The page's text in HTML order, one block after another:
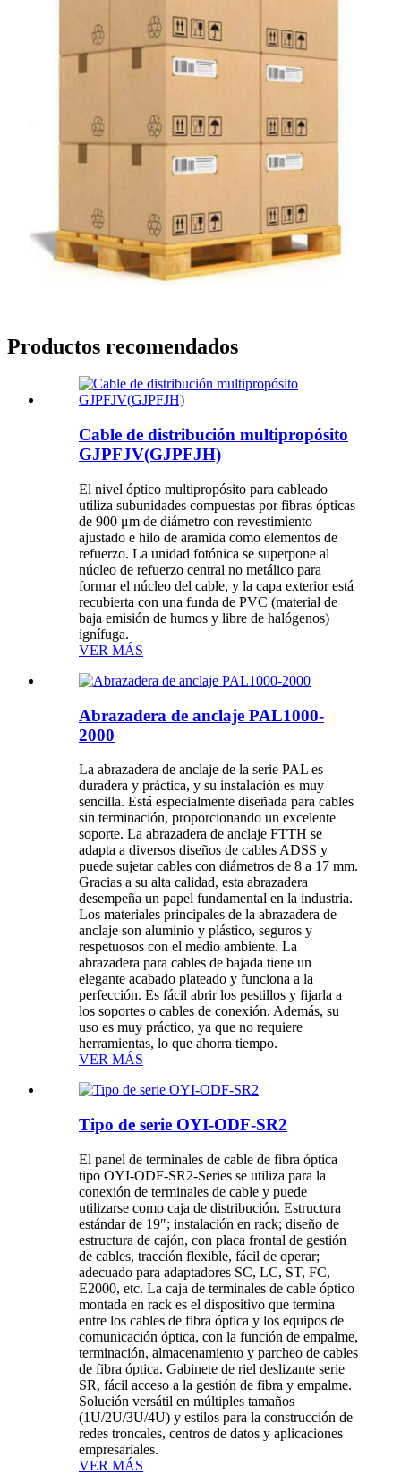
Productos recomendados
Cable de distribución multipropósito
GJPFJV(GJPFJH)
El nivel óptico multipropósito para cableado
utiliza subunidades compuestas por fibras ópticas
de 900 μm de diámetro con revestimiento
ajustado e hilo de aramida como elementos de
refuerzo. La unidad fotónica se superpone al
núcleo de refuerzo central no metálico para
formar el núcleo del cable, y la capa exterior está
recubierta con una funda de PVC (material de
baja emisión de humos y libre de halógenos)
ignífuga.
VER MÁS
Abrazadera de anclaje PAL1000-
2000
La abrazadera de anclaje de la serie PAL es
duradera y práctica, y su instalación es muy
sencilla. Está especialmente diseñada para cables
sin terminación, proporcionando un excelente
soporte. La abrazadera de anclaje FTTH se
adapta a diversos diseños de cables ADSS y
puede sujetar cables con diámetros de 8 a 17 mm.
Gracias a su alta calidad, esta abrazadera
desempeña un papel fundamental en la industria.
Los materiales principales de la abrazadera de
anclaje son aluminio y plástico, seguros y
respetuosos con el medio ambiente. La
abrazadera para cables de bajada tiene un
elegante acabado plateado y funciona a la
perfección. Es fácil abrir los pestillos y fijarla a
los soportes o cables de conexión. Además, su
uso es muy práctico, ya que no requiere
herramientas, lo que ahorra tiempo.
VER MÁS
Tipo de serie OYI-ODF-SR2
El panel de terminales de cable de fibra óptica
tipo OYI-ODF-SR2-Series se utiliza para la
conexión de terminales de cable y puede
utilizarse como caja de distribución. Estructura
estándar de 19″; instalación en rack; diseño de
estructura de cajón, con placa frontal de gestión
de cables, tracción flexible, fácil de operar;
adecuado para adaptadores SC, LC, ST, FC,
E2000, etc. La caja de terminales de cable óptico
montada en rack es el dispositivo que termina
entre los cables de fibra óptica y los equipos de
comunicación óptica, con la función de empalme,
terminación, almacenamiento y parcheo de cables
de fibra óptica. Gabinete de riel deslizante serie
SR, fácil acceso a la gestión de fibra y empalme.
Solución versátil en múltiples tamaños
(1U/2U/3U/4U) y estilos para la construcción de
redes troncales, centros de datos y aplicaciones
empresariales.
VER MÁS